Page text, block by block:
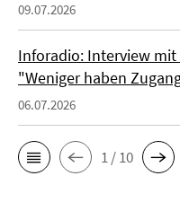
09.07.2026
Inforadio: Interview
"Weniger haben
06.07.2026
1 / 10